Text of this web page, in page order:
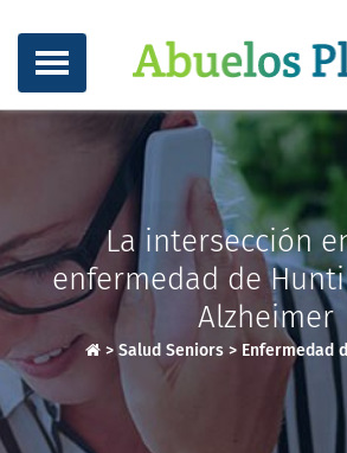
La intersección
enfermedad de
Alzheimer
>Salud Seniors> Enfermedad